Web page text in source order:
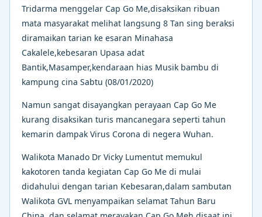
Tridarma menggelar Cap Go Me,disaksikan ribuan
mata masyarakat melihat langsung 8 Tan sing beraksi
diramaikan tarian ke esaran Minahasa
Cakalele,kebesaran Upasa adat
Bantik,Masamper,kendaraan hias Musik bambu di
kampung cina Sabtu (08/01/2020)
Namun sangat disayangkan perayaan Cap Go Me
kurang disaksikan turis mancanegara seperti tahun
kemarin dampak Virus Corona di negera Wuhan.
Walikota Manado Dr Vicky Lumentut memukul
kakotoren tanda kegiatan Cap Go Me di mulai
didahului dengan tarian Kebesaran,dalam sambutan
Walikota GVL menyampaikan selamat Tahun Baru